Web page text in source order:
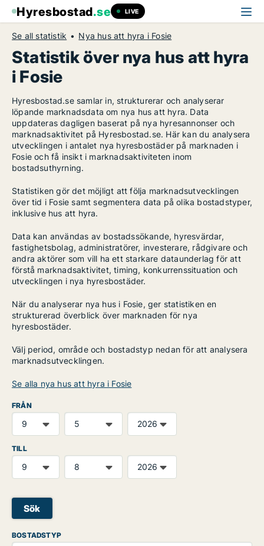
Hyresbostad.se LIVE
Se all statistik Nya hus att hyra i Fosie
Statistik över nya hus att hyra
i Fosie
Hyresbostad.se samlar in, strukturerar och analyserar
löpande marknadsdata om nya hus att hyra. Data
uppdateras dagligen baserat på nya hyresannonser och
marknadsaktivitet på Hyresbostad.se. Här kan du analysera
utvecklingen i antalet nya hyresbostäder på marknaden i
Fosie och få insikt i marknadsaktiviteten inom
bostadsuthyrning.
Statistiken gör det möjligt att följa marknadsutvecklingen
över tid i Fosie samt segmentera data på olika bostadstyper,
inklusive hus att hyra.
Data kan användas av bostadssökande, hyresvärdar,
fastighetsbolag, administratörer, investerare, rådgivare och
andra aktörer som vill ha ett starkare dataunderlag för att
förstå marknadsaktivitet, timing, konkurrenssituation och
utvecklingen i nya hyresbostäder.
När du analyserar nya hus i Fosie, ger statistiken en
strukturerad överblick över marknaden för nya
hyresbostäder.
Välj period, område och bostadstyp nedan för att analysera
marknadsutvecklingen.
Se alla nya hus att hyra i Fosie
FRÅN
TILL
Sök
BOSTADSTYP